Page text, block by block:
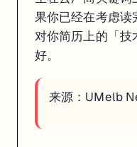
果你已经在考虑读
对你简历上的「技
好。
来源： UMelb